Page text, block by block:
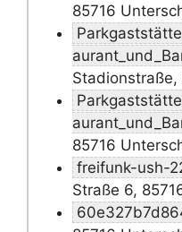
85716
Stadionstraße,
85716
freifunk-ush-
Straße 6,